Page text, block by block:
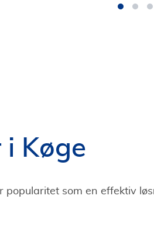
Køge
popularitet som en effektiv